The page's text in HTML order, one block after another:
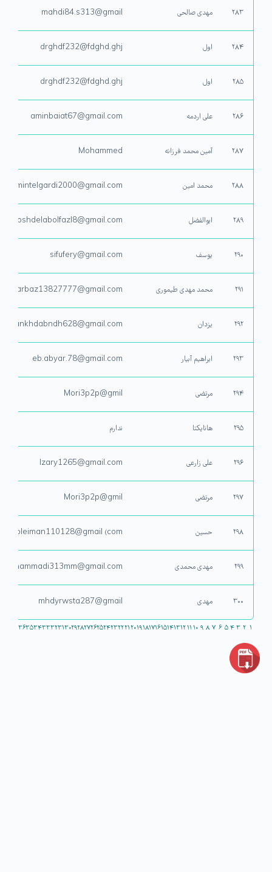
۲۸۳ مهدی صالحی mahdi84.s313@gmail
۲۸۴ اول drghdf232@fdghd.ghj
۲۸۵ اول drghdf232@fdghd.ghj
۲۸۶ علی اردمه aminbaiat67@gmail.com
۲۸۷ آمین محمد فرزانه Mohammed
۲۸۸ محمد امین
۲۸۹ ابوالفضل khoshdelabolfazl8@gmail.com
۲۹۰ یوسف sifufery@gmail.com
۲۹۱ محمد مهدی طیموری
۲۹۲ یزدان yzdankhdabndh628@gmail.com
۲۹۳ ابراهیم آبیار eb.abyar.78@gmail.com
۲۹۴ مرتضی Mori3p2p@gmil
۲۹۵ هانایکتا ندارم
۲۹۶ علی زارعی lzary1265@gmail.com
۲۹۷ مرتضی Mori3p2p@gmil
۲۹۸ حسین (com
۲۹۹ مهدی محمدی
۳۰۰ مهدی mhdyrwsta287@gmail
۱ ۲ ۳۴ ۵ ۶ ۷ ۸ ۹ ۱۰۱۱۱۲۱۳۱۴۱۵۱۶۱۷۱۸۱۹۲۰۲۱۲۲۲۳۲۴۲۵۲۶۲۷۲۸۲۹۳۰۳۱۳۲۳۳۳۴۳۵۳۶